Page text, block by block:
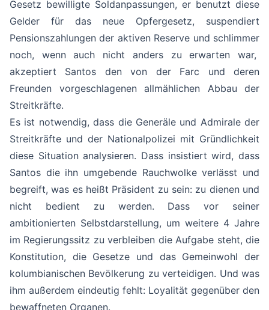
Gesetz bewilligte Soldanpassungen, er benutzt diese
Gelder für das neue Opfergesetz, suspendiert
Pensionszahlungen der aktiven Reserve und schlimmer
noch, wenn auch nicht anders zu erwarten war,
akzeptiert Santos den von der Farc und deren
Freunden vorgeschlagenen allmählichen Abbau der
Streitkräfte.
Es ist notwendig, dass die Generäle und Admirale der
Streitkräfte und der Nationalpolizei mit Gründlichkeit
diese Situation analysieren. Dass insistiert wird, dass
Santos die ihn umgebende Rauchwolke verlässt und
begreift, was es heißt Präsident zu sein: zu dienen und
nicht bedient zu werden. Dass vor seiner
ambitionierten Selbstdarstellung, um weitere 4 Jahre
im Regierungssitz zu verbleiben die Aufgabe steht, die
Konstitution, die Gesetze und das Gemeinwohl der
kolumbianischen Bevölkerung zu verteidigen. Und was
ihm außerdem eindeutig fehlt: Loyalität gegenüber den
bewaffneten Organen.